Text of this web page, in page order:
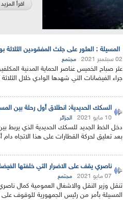
اقرأ المزيد
المسيلة : العثور على جثث المفقودين الثلاثة
02 سبتمبر 2021 مجتمع
عثر صباح الخميس عناصر الحماية المدنية
جراء الفيضانات التي شهدها الوادي خلال الثلاثة
السكك الحديدية: انطلاق أول رحلة بين
10 مايو 2021 الجزائر
دخل الخط الجديد للسكك الحديدية الذي يربط
بعد تعليق لحركة القطارات على هذا الاتجاه دام
ناصري يقف على الاضرار التي خلفتها
07 مايو 2021 مجتمع
تنقل وزير النقل والاشغال العمومية كمال
المسيلة بأمر من رئيس الجمهورية للوقوف على